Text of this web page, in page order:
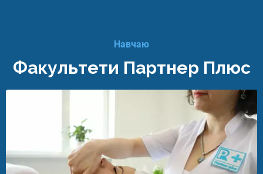
Навчаю
Факультети Партнер Плюс